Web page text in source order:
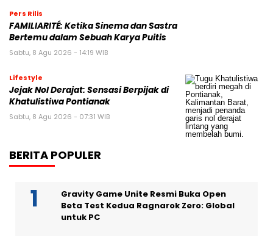
Pers Rilis
FAMILIARITÉ: Ketika Sinema dan Sastra
Bertemu dalam Sebuah Karya Puitis
Sabtu, 8 Agu 2026 - 14:19 WIB
Lifestyle
Jejak Nol Derajat: Sensasi Berpijak di
Khatulistiwa Pontianak
Sabtu, 8 Agu 2026 - 07:31 WIB
BERITA POPULER
Gravity Game Unite Resmi Buka Open
Beta Test Kedua Ragnarok Zero: Global
untuk PC